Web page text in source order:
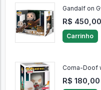
Gandalf on
R$ 450,00
Carrinho
Coma-Doof
R$ 180,00